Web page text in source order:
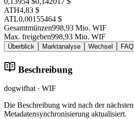
ATH4,83 $
ATL0,00155464 $
Gesamtmünzen998,93 Mio. WIF
Max. freigeben998,93 Mio. WIF
Überblick Marktanalyse Wechsel FAQ
Beschreibung
dogwifhat · WIF
Die Beschreibung wird nach der nächsten
Metadatensynchronisierung aktualisiert.